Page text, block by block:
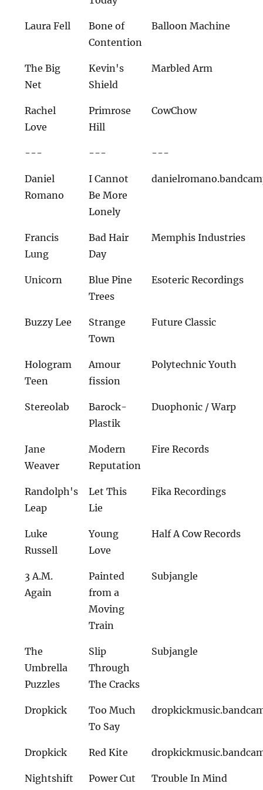
Laura Fell
Bone of
Contention
Balloon Machine
The Big
Net
Kevin's
Shield
Marbled Arm
Rachel
Love
Primrose
Hill
CowChow
--- --- ---
Daniel
Romano
I Cannot
Be More
Lonely
Francis
Lung
Bad Hair
Day
Memphis Industries
Unicorn
Blue Pine
Trees
Esoteric Recordings
Buzzy Lee
Strange
Town
Future Classic
Hologram
Teen
Amour
fission
Polytechnic Youth
Stereolab
Barock-
Plastik
Duophonic / Warp
Jane
Weaver
Modern
Reputation
Fire Records
Randolph's
Leap
Let This
Lie
Fika Recordings
Luke
Russell
Young
Love
Half A Cow Records
3 A.M.
Again
Painted
from a
Moving
Train
Subjangle
The
Umbrella
Puzzles
Slip
Through
The Cracks
Subjangle
Dropkick
Too Much
To Say
Dropkick Red Kite
Nightshift Power Cut Trouble In Mind